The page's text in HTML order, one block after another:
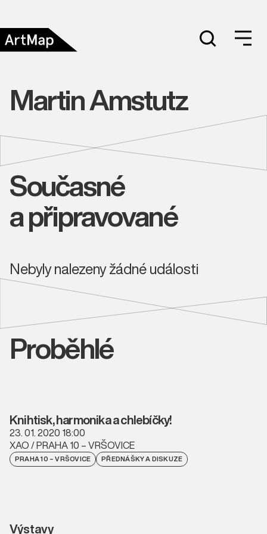
Martin Amstutz
Současné
a připravované
Nebyly nalezeny žádné události
Proběhlé
Knihtisk, harmonika a chlebíčky!
23. 01. 2020 18:00
XAO / PRAHA 10 – VRŠOVICE
PRAHA 10 – VRŠOVICE PŘEDNÁŠKY A DISKUZE
Výstavy